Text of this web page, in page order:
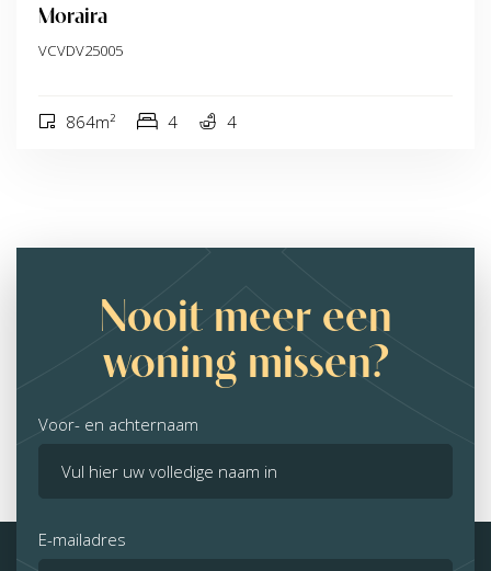
Moraira
VCVDV25005
864m² 4 4
Nooit meer een
woning missen?
Voor- en achternaam
E-mailadres